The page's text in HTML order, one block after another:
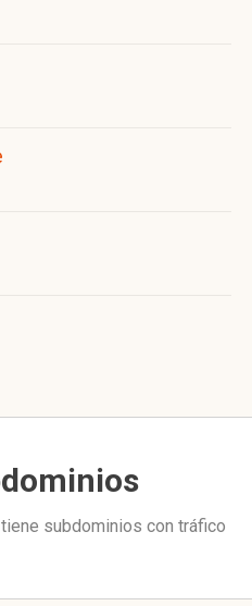
subdominios con tráfico